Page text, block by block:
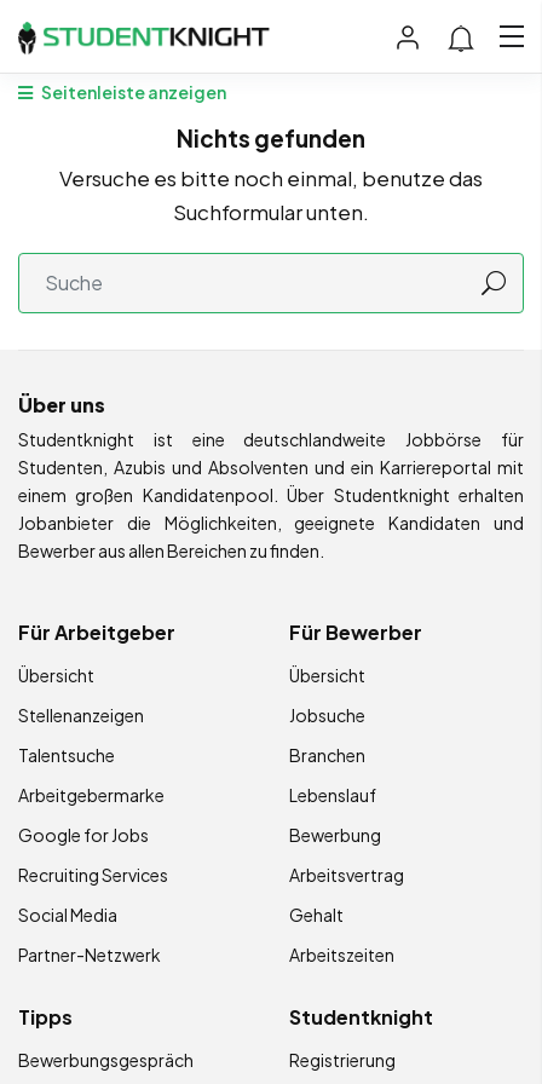
Seitenleiste anzeigen
Nichts gefunden
Versuche es bitte noch einmal, benutze das
Suchformular unten.
Über uns
Studentknight ist eine deutschlandweite Jobbörse für
Studenten, Azubis und Absolventen und ein Karriereportal mit
einem großen Kandidatenpool. Über Studentknight erhalten
Jobanbieter die Möglichkeiten, geeignete Kandidaten und
Bewerber aus allen Bereichen zu finden.
Für Arbeitgeber
Übersicht
Stellenanzeigen
Talentsuche
Arbeitgebermarke
Google for Jobs
Recruiting Services
Social Media
Partner-Netzwerk
Für Bewerber
Übersicht
Jobsuche
Branchen
Lebenslauf
Bewerbung
Arbeitsvertrag
Gehalt
Arbeitszeiten
Tipps
Bewerbungsgespräch
Studentknight
Registrierung